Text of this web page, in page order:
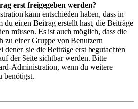
erst freigegeben werden?
kann entschieden haben, dass in
du einen Beitrag erstellt hast, die Beiträge
müssen. Es ist auch möglich, dass die
zu einer Gruppe von Benutzern
denen sie die Beiträge erst begutachten
der Seite sichtbar werden. Bitte
Administration, wenn du weitere
benötigst.